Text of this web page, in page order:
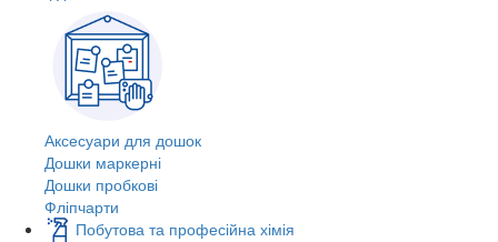
Аксесуари для дошок
Дошки маркерні
Дошки пробкові
Фліпчарти
Побутова та професійна хімія